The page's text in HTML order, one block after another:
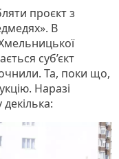
проєкт з
В
суб’єкт
Та, поки що,
Наразі